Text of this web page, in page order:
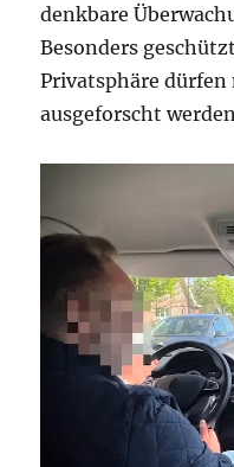
denkbare
Besonders
Privatsphäre
ausgeforscht